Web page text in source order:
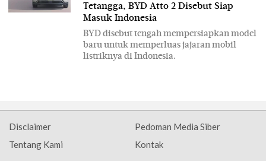
Tetangga, BYD Atto 2 Disebut Siap
Masuk Indonesia
BYD disebut tengah mempersiapkan model
baru untuk memperluas jajaran mobil
listriknya di Indonesia.
Disclaimer
Tentang Kami
Pedoman Media Siber
Kontak